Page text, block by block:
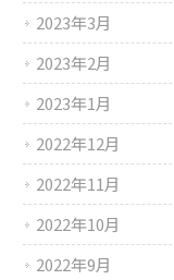
2023年3月
2023年2月
2023年1月
2022年12月
2022年11月
2022年10月
2022年9月